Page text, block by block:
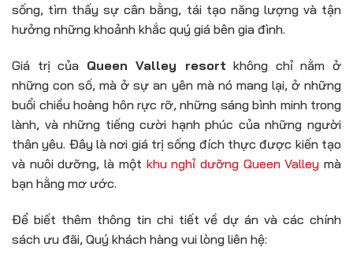
sống, tìm thấy sự cân bằng, tái tạo năng lượng và tận
hưởng những khoảnh khắc quý giá bên gia đình.
Giá trị của Queen Valley resort không chỉ nằm ở
những con số, mà ở sự an yên mà nó mang lại, ở những
buổi chiều hoàng hôn rực rỡ, những sáng bình minh trong
lành, và những tiếng cười hạnh phúc của những người
thân yêu. Đây là nơi giá trị sống đích thực được kiến tạo
và nuôi dưỡng, là một khu nghỉ dưỡng Queen Valley mà
bạn hằng mơ ước.
Để biết thêm thông tin chi tiết về dự án và các chính
sách ưu đãi, Quý khách hàng vui lòng liên hệ: